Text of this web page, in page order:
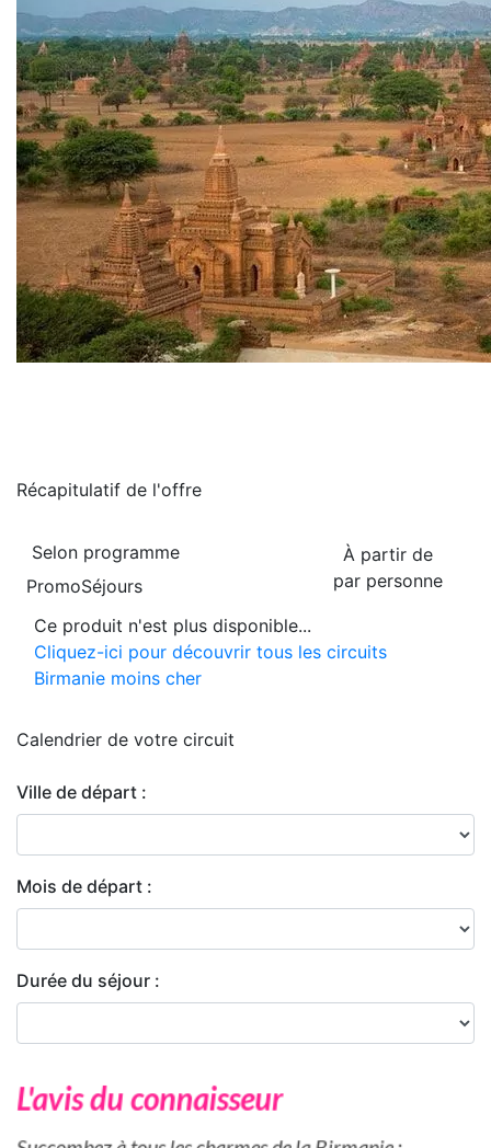
Récapitulatif de l'offre
À partir de
par personne
Selon programme
PromoSéjours
Ce produit n'est plus disponible...
Cliquez-ici pour découvrir tous les circuits
Birmanie moins cher
Calendrier de votre circuit
Ville de départ :
Mois de départ :
Durée du séjour :